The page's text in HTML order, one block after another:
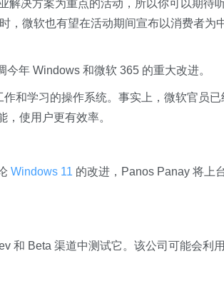
解决方案为重点的活动，所以你可以期待
，微软也有望在活动期间宣布以消费者为
今年 Windows 和微软 365 的重大改进。
和学习的操作系统。事实上，微软官员已
使用户更有效率。
Windows 11 的改进，Panos Panay 将上
和 Beta 渠道中测试它。该公司可能会利